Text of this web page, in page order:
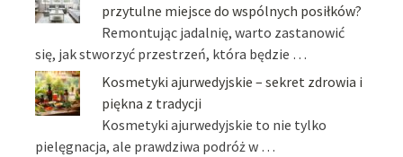
przytulne miejsce do wspólnych posiłków?
Remontując jadalnię, warto zastanowić
się, jak stworzyć przestrzeń, która będzie …
Kosmetyki ajurwedyjskie – sekret zdrowia i
piękna z tradycji
Kosmetyki ajurwedyjskie to nie tylko
pielęgnacja, ale prawdziwa podróż w …